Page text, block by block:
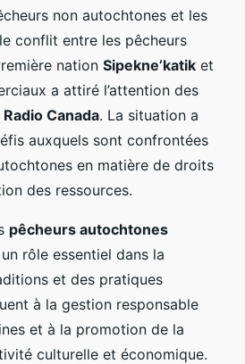
non autochtones et les
conflit entre les pêcheurs
nation Sipekne’katik et
a attiré l’attention des
Radio Canada. La situation a
auxquels sont confrontées
en matière de droits
des ressources.
pêcheurs autochtones
rôle essentiel dans la
et des pratiques
à la gestion responsable
et à la promotion de la
culturelle et économique.